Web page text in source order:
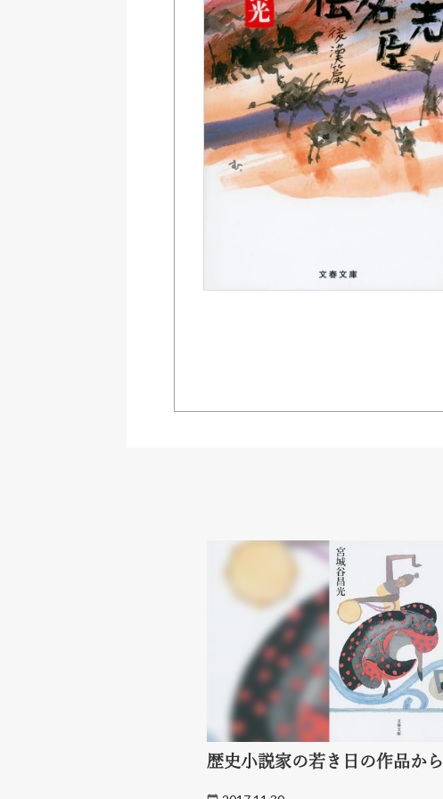
紀伊國屋書店ウェブストア
歴史小説家の若き日の作品から